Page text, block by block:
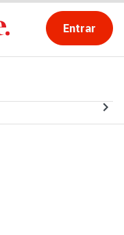
Entrar